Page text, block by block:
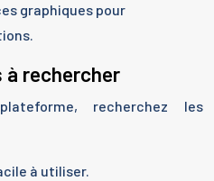
graphiques pour
rechercher
recherchez les
à utiliser.